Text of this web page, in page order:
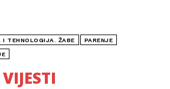
I TEHNOLOGIJA. ŽABE PARENJE